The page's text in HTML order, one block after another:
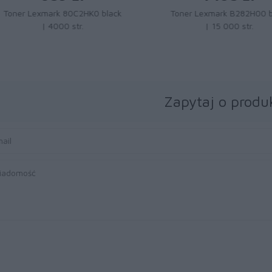
Toner Lexmark 80C2HK0 black
| 4000 str.
Toner Lexmark B282H00
| 15 000 str.
Zapytaj o